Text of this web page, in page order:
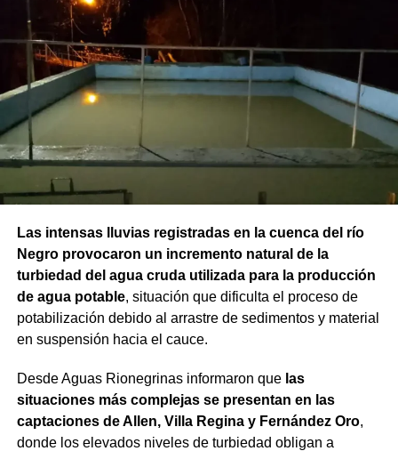
Las intensas lluvias registradas en la cuenca del río
Negro provocaron un incremento natural de la
turbiedad del agua cruda utilizada para la producción
de agua potable, situación que dificulta el proceso de
potabilización debido al arrastre de sedimentos y material
en suspensión hacia el cauce.
Desde Aguas Rionegrinas informaron que las
situaciones más complejas se presentan en las
captaciones de Allen, Villa Regina y Fernández Oro,
donde los elevados niveles de turbiedad obligan a